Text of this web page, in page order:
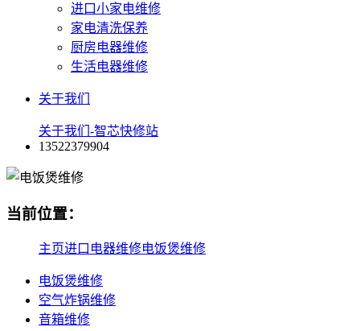
进口小家电维修
家电清洗保养
厨房电器维修
生活电器维修
关于我们
关于我们-智芯快修站
13522379904
当前位置：
主页进口电器维修电饭煲维修
电饭煲维修
空气炸锅维修
音箱维修